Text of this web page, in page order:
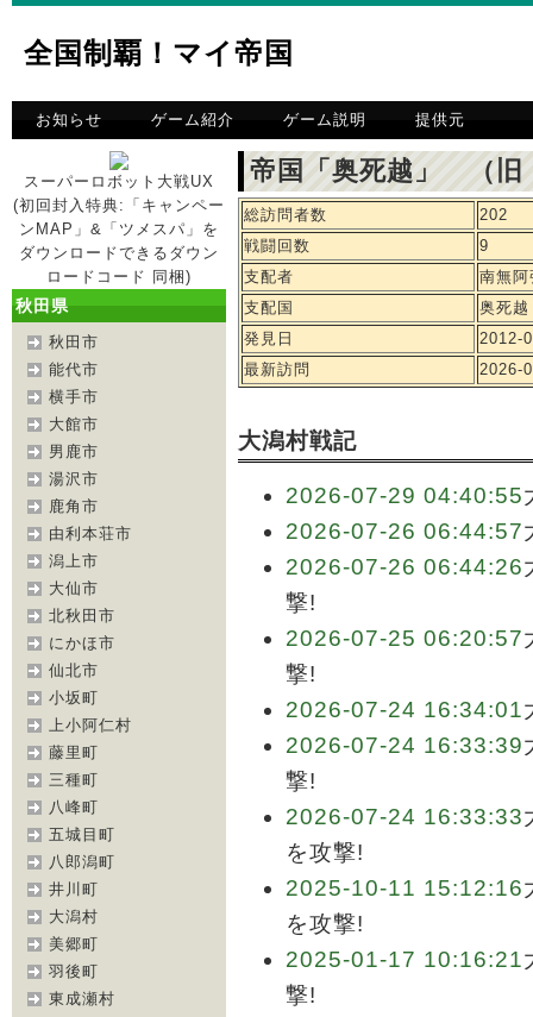
全国制覇！マイ帝国
お知らせ ゲーム紹介 ゲーム説明 提供元
スーパーロボット大戦UX
(初回封入特典:「キャンペー
ンMAP」&「ツメスパ」を
ダウンロードできるダウン
ロードコード 同梱)
秋田県
秋田市
能代市
横手市
大館市
男鹿市
湯沢市
鹿角市
由利本荘市
潟上市
大仙市
北秋田市
にかほ市
仙北市
小坂町
上小阿仁村
藤里町
三種町
八峰町
五城目町
八郎潟町
井川町
大潟村
美郷町
羽後町
東成瀬村
帝国「奥死越」 （旧
総訪問者数
202
戦闘回数
9
支配者
南無
支配国
奥死越
発見日
2012-
最新訪問
2026-
大潟村戦記
2026-07-29 04:40:55
2026-07-26 06:44:57
2026-07-26 06:44:26
撃!
2026-07-25 06:20:57
撃!
2026-07-24 16:34:01
2026-07-24 16:33:39
撃!
2026-07-24 16:33:33
を攻撃!
2025-10-11 15:12:16
を攻撃!
2025-01-17 10:16:21
撃!